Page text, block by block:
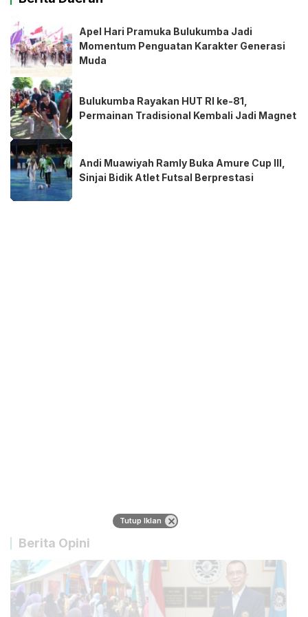
Apel Hari Pramuka Bulukumba Jadi
Momentum Penguatan Karakter Generasi
Muda
Bulukumba Rayakan HUT RI ke-81,
Permainan Tradisional Kembali Jadi Magnet
Andi Muawiyah Ramly Buka Amure Cup III,
Sinjai Bidik Atlet Futsal Berprestasi
Berita Opini
Tutup Iklan